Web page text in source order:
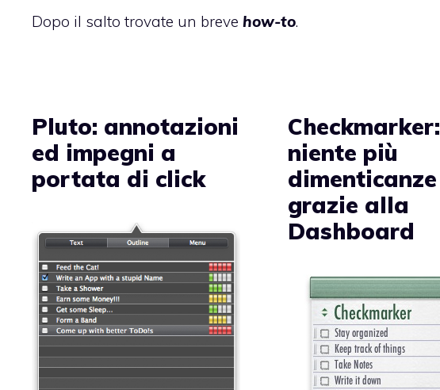
Dopo il salto trovate un breve how-to.
Pluto: annotazioni
ed impegni a
portata di click
Checkmarker:
niente più
dimenticanze
grazie alla
Dashboard